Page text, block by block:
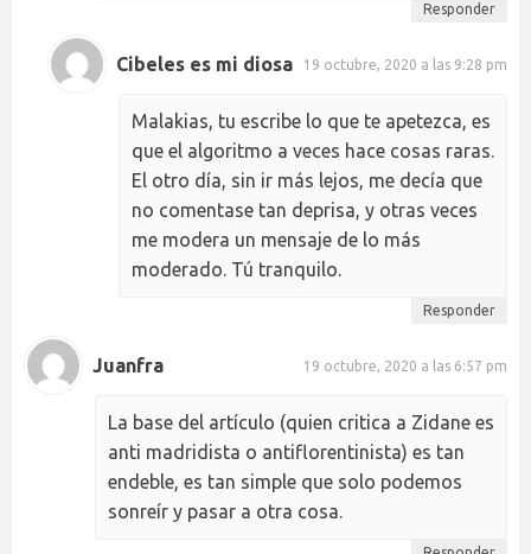
Responder
Cibeles es mi diosa 19 octubre, 2020 a las 9:28 pm
Malakias, tu escribe lo que te apetezca, es
que el algoritmo a veces hace cosas raras.
El otro día, sin ir más lejos, me decía que
no comentase tan deprisa, y otras veces
me modera un mensaje de lo más
moderado. Tú tranquilo.
Responder
Juanfra 19 octubre, 2020 a las 6:57 pm
La base del artículo (quien critica a Zidane es
anti madridista o antiflorentinista) es tan
endeble, es tan simple que solo podemos
sonreír y pasar a otra cosa.